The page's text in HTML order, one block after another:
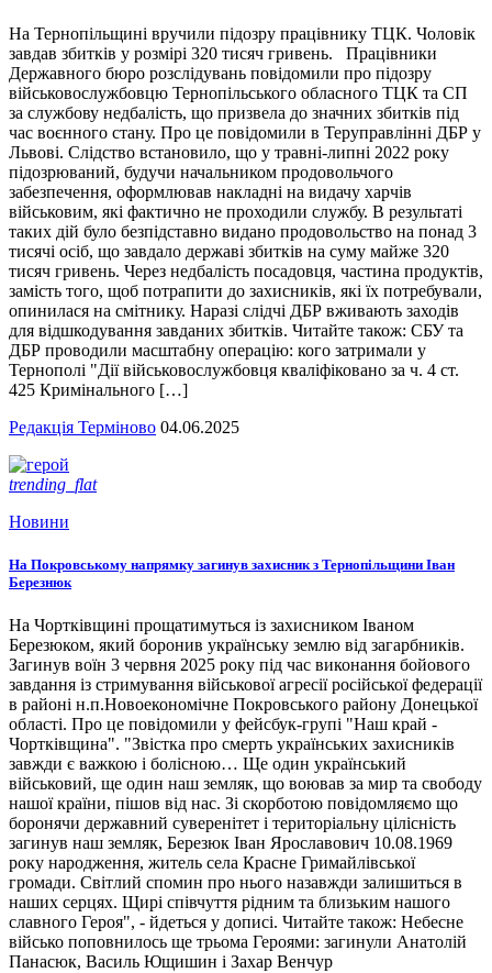
На Тернопільщині вручили підозру працівнику ТЦК. Чоловік
завдав збитків у розмірі 320 тисяч гривень. Працівники
Державного бюро розслідувань повідомили про підозру
військовослужбовцю Тернопільського обласного ТЦК та СП
за службову недбалість, що призвела до значних збитків під
час воєнного стану. Про це повідомили в Теруправлінні ДБР у
Львові. Слідство встановило, що у травні-липні 2022 року
підозрюваний, будучи начальником продовольчого
забезпечення, оформлював накладні на видачу харчів
військовим, які фактично не проходили службу. В результаті
таких дій було безпідставно видано продовольство на понад 3
тисячі осіб, що завдало державі збитків на суму майже 320
тисяч гривень. Через недбалість посадовця, частина продуктів,
замість того, щоб потрапити до захисників, які їх потребували,
опинилася на смітнику. Наразі слідчі ДБР вживають заходів
для відшкодування завданих збитків. Читайте також: СБУ та
ДБР проводили масштабну операцію: кого затримали у
Тернополі "Дії військовослужбовця кваліфіковано за ч. 4 ст.
425 Кримінального […]
Редакція Терміново 04.06.2025
trending_flat
Новини
На Покровському напрямку загинув захисник з Тернопільщини Іван
Березнюк
На Чортківщині прощатимуться із захисником Іваном
Березюком, який боронив українську землю від загарбників.
Загинув воїн 3 червня 2025 року під час виконання бойового
завдання із стримування військової агресії російської федерації
в районі н.п.Новоекономічне Покровського району Донецької
області. Про це повідомили у фейсбук-групі "Наш край -
Чортківщина". "Звістка про смерть українських захисників
завжди є важкою і болісною… Ще один український
військовий, ще один наш земляк, що воював за мир та свободу
нашої країни, пішов від нас. Зі скорботою повідомляємо що
боронячи державний суверенітет і територіальну цілісність
загинув наш земляк, Березюк Іван Ярославович 10.08.1969
року народження, житель села Красне Гримайлівської
громади. Світлий спомин про нього назавжди залишиться в
наших серцях. Щирі співчуття рідним та близьким нашого
славного Героя", - йдеться у дописі. Читайте також: Небесне
військо поповнилось ще трьома Героями: загинули Анатолій
Панасюк, Василь Ющишин і Захар Венчур